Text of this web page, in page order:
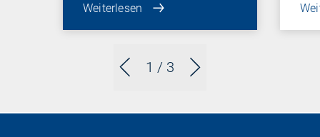
1 / 3
Weiterlesen